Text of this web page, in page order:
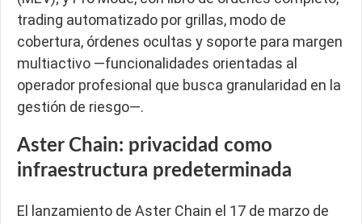
trading automatizado por grillas, modo de
cobertura, órdenes ocultas y soporte para margen
multiactivo —funcionalidades orientadas al
operador profesional que busca granularidad en la
gestión de riesgo—.
Aster Chain: privacidad como
infraestructura predeterminada
El lanzamiento de Aster Chain el 17 de marzo de